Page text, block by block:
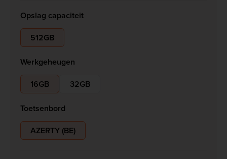
Opslag capaciteit
512GB
Werkgeheugen
16GB
32GB
Toetsenbord
AZERTY (BE)